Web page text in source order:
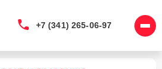
+7 (341) 265-06-97